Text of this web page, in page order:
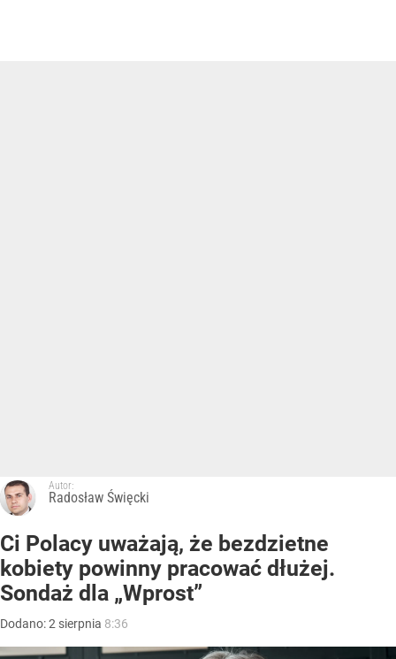
Autor:
Radosław Święcki
Ci Polacy uważają, że bezdzietne
kobiety powinny pracować dłużej.
Sondaż dla „Wprost”
Dodano:2 sierpnia 8:36